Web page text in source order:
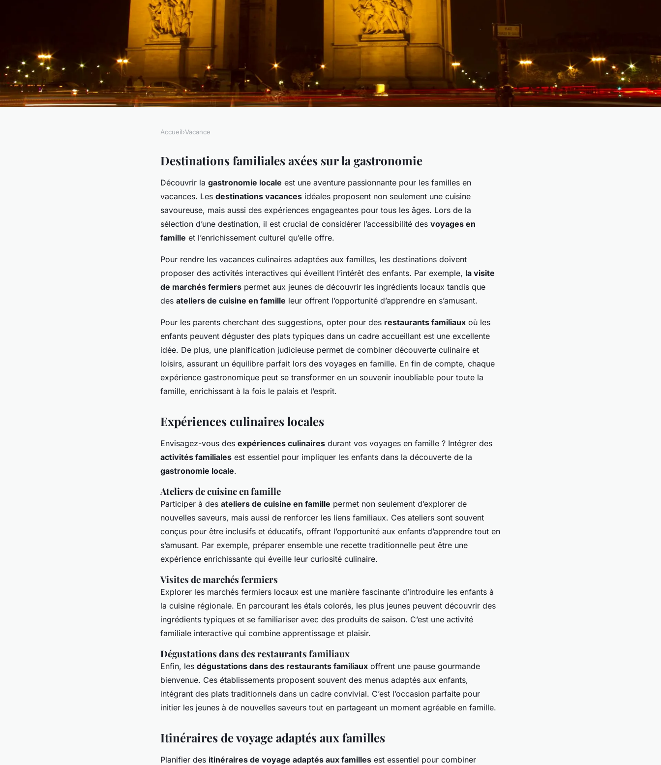
Vacances en famille à la découverte de
la gastronomie locale
Accueil›Vacance
Destinations familiales axées sur la gastronomie
Découvrir la gastronomie locale est une aventure passionnante pour les familles en
vacances. Les destinations vacances idéales proposent non seulement une cuisine
savoureuse, mais aussi des expériences engageantes pour tous les âges. Lors de la
sélection d’une destination, il est crucial de considérer l’accessibilité des voyages en
famille et l’enrichissement culturel qu’elle offre.
Pour rendre les vacances culinaires adaptées aux familles, les destinations doivent
proposer des activités interactives qui éveillent l’intérêt des enfants. Par exemple, la visite
de marchés fermiers permet aux jeunes de découvrir les ingrédients locaux tandis que
des ateliers de cuisine en famille leur offrent l’opportunité d’apprendre en s’amusant.
Pour les parents cherchant des suggestions, opter pour des restaurants familiaux où les
enfants peuvent déguster des plats typiques dans un cadre accueillant est une excellente
idée. De plus, une planification judicieuse permet de combiner découverte culinaire et
loisirs, assurant un équilibre parfait lors des voyages en famille. En fin de compte, chaque
expérience gastronomique peut se transformer en un souvenir inoubliable pour toute la
famille, enrichissant à la fois le palais et l’esprit.
Expériences culinaires locales
Envisagez-vous des expériences culinaires durant vos voyages en famille ? Intégrer des
activités familiales est essentiel pour impliquer les enfants dans la découverte de la
gastronomie locale.
Ateliers de cuisine en famille
Participer à des ateliers de cuisine en famille permet non seulement d’explorer de
nouvelles saveurs, mais aussi de renforcer les liens familiaux. Ces ateliers sont souvent
conçus pour être inclusifs et éducatifs, offrant l’opportunité aux enfants d’apprendre tout en
s’amusant. Par exemple, préparer ensemble une recette traditionnelle peut être une
expérience enrichissante qui éveille leur curiosité culinaire.
Visites de marchés fermiers
Explorer les marchés fermiers locaux est une manière fascinante d’introduire les enfants à
la cuisine régionale. En parcourant les étals colorés, les plus jeunes peuvent découvrir des
ingrédients typiques et se familiariser avec des produits de saison. C’est une activité
familiale interactive qui combine apprentissage et plaisir.
Dégustations dans des restaurants familiaux
Enfin, les dégustations dans des restaurants familiaux offrent une pause gourmande
bienvenue. Ces établissements proposent souvent des menus adaptés aux enfants,
intégrant des plats traditionnels dans un cadre convivial. C’est l’occasion parfaite pour
initier les jeunes à de nouvelles saveurs tout en partageant un moment agréable en famille.
Itinéraires de voyage adaptés aux familles
Planifier des itinéraires de voyage adaptés aux familles est essentiel pour combiner